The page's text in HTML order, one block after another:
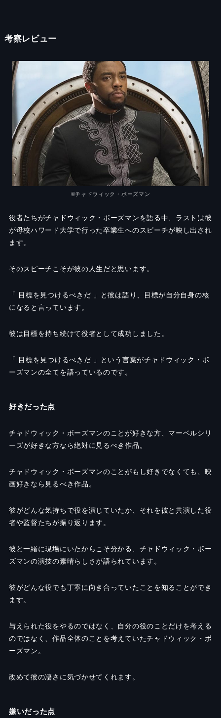
考察レビュー
©チャドウィック・ボーズマン
役者たちがチャドウィック・ボーズマンを語る中、ラストは彼
が母校ハワード大学で行った卒業生へのスピーチが映し出され
ます。
そのスピーチこそが彼の人生だと思います。
「 目標を見つけるべきだ 」と彼は語り、目標が自分自身の核
になると言っています。
彼は目標を持ち続けて役者として成功しました。
「 目標を見つけるべきだ 」という言葉がチャドウィック・ボ
ーズマンの全てを語っているのです。
好きだった点
チャドウィック・ボーズマンのことが好きな方、マーベルシリ
ーズが好きな方なら絶対に見るべき作品。
チャドウィック・ボーズマンのことがもし好きでなくても、映
画好きなら見るべき作品。
彼がどんな気持ちで役を演じていたか、それを彼と共演した役
者や監督たちが振り返ります。
彼と一緒に現場にいたからこそ分かる、チャドウィック・ボー
ズマンの演技の素晴らしさが語られています。
彼がどんな役でも丁寧に向き合っていたことを知ることができ
ます。
与えられた役をやるのではなく、自分の役のことだけを考える
のではなく、作品全体のことを考えていたチャドウィック・ボ
ーズマン。
改めて彼の凄さに気づかせてくれます。
嫌いだった点